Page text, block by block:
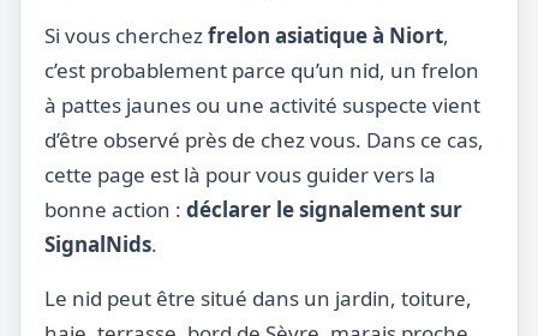
Si vous cherchezfrelon asiatique à Niort,
c’est probablement parce qu’un nid, un frelon
à pattes jaunes ou une activité suspecte vient
d’être observé près de chez vous. Dans ce cas,
cette page est là pour vous guider vers la
bonne action : déclarer le signalement sur
SignalNids.
Le nid peut être situé dans un jardin, toiture,